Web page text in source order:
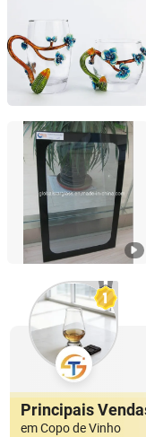
Jiangsu, China
Qingdao Globalstar
Shandong, China
em Copo de Vinho